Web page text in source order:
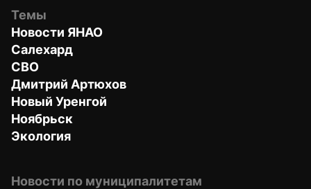
Темы
Новости ЯНАО
Салехард
СВО
Дмитрий Артюхов
Новый Уренгой
Ноябрьск
Экология
Новости по муниципалитетам